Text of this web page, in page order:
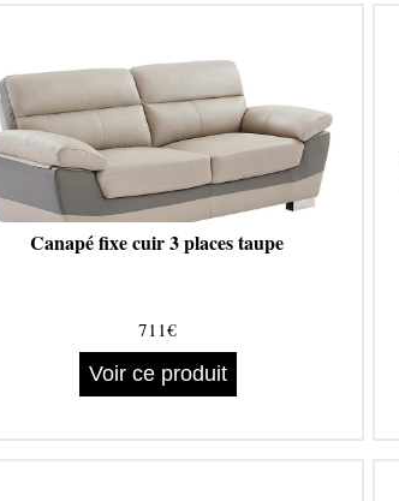
Canapé fixe cuir 3 places taupe
711€
Voir ce produit